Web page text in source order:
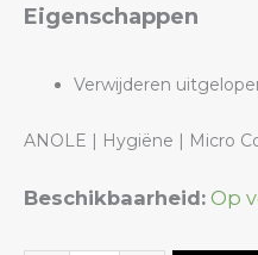
Eigenschappen
Verwijderen
ANOLE | Hygiëne | Micro
Beschikbaarheid: Op
Micro